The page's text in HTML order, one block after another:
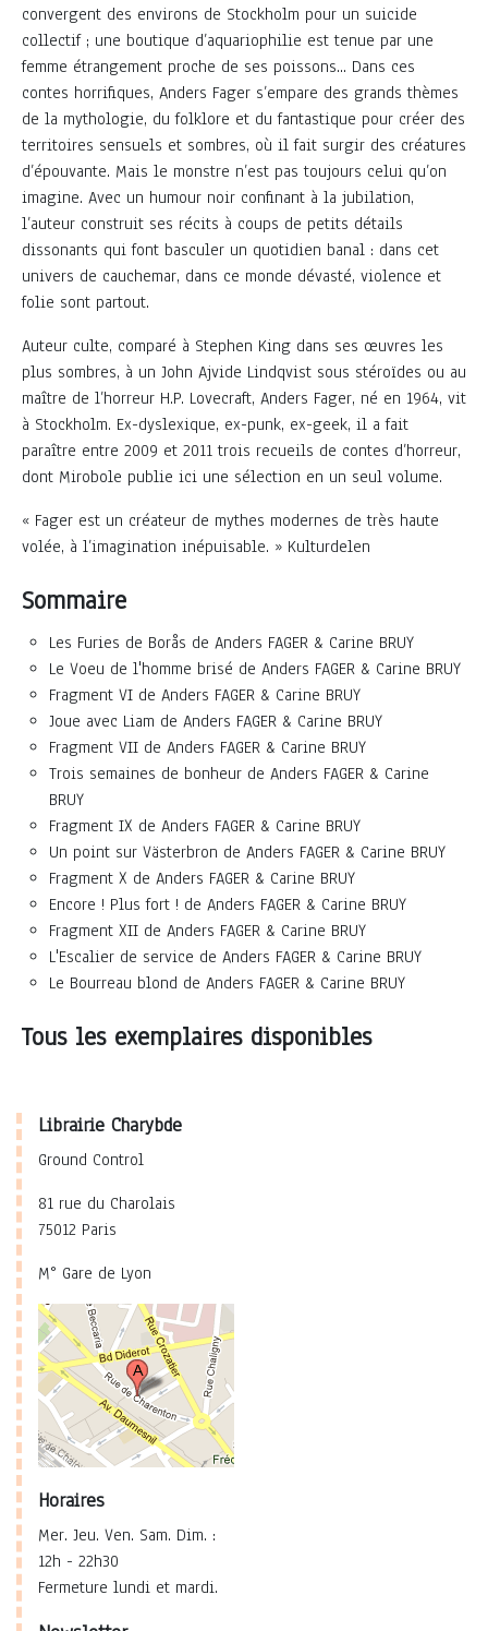
convergent des environs de Stockholm pour un suicide
collectif ; une boutique d’aquariophilie est tenue par une
femme étrangement proche de ses poissons... Dans ces
contes horrifiques, Anders Fager s’empare des grands thèmes
de la mythologie, du folklore et du fantastique pour créer des
territoires sensuels et sombres, où il fait surgir des créatures
d’épouvante. Mais le monstre n’est pas toujours celui qu’on
imagine. Avec un humour noir confinant à la jubilation,
l’auteur construit ses récits à coups de petits détails
dissonants qui font basculer un quotidien banal : dans cet
univers de cauchemar, dans ce monde dévasté, violence et
folie sont partout.
Auteur culte, comparé à Stephen King dans ses œuvres les
plus sombres, à un John Ajvide Lindqvist sous stéroïdes ou au
maître de l’horreur H.P. Lovecraft, Anders Fager, né en 1964, vit
à Stockholm. Ex-dyslexique, ex-punk, ex-geek, il a fait
paraître entre 2009 et 2011 trois recueils de contes d’horreur,
dont Mirobole publie ici une sélection en un seul volume.
« Fager est un créateur de mythes modernes de très haute
volée, à l’imagination inépuisable. » Kulturdelen
Sommaire
Les Furies de Borås de Anders FAGER & Carine BRUY
Le Voeu de l'homme brisé de Anders FAGER & Carine BRUY
Fragment VI de Anders FAGER & Carine BRUY
Joue avec Liam de Anders FAGER & Carine BRUY
Fragment VII de Anders FAGER & Carine BRUY
Trois semaines de bonheur de Anders FAGER & Carine
BRUY
Fragment IX de Anders FAGER & Carine BRUY
Un point sur Västerbron de Anders FAGER & Carine BRUY
Fragment X de Anders FAGER & Carine BRUY
Encore ! Plus fort ! de Anders FAGER & Carine BRUY
Fragment XII de Anders FAGER & Carine BRUY
L'Escalier de service de Anders FAGER & Carine BRUY
Le Bourreau blond de Anders FAGER & Carine BRUY
Tous les exemplaires disponibles
Librairie Charybde
Ground Control
81 rue du Charolais
75012 Paris
M° Gare de Lyon
Horaires
Mer. Jeu. Ven. Sam. Dim. :
12h - 22h30
Fermeture lundi et mardi.